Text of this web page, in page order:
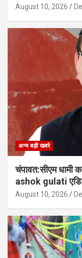
August 10, 2026
अन्य बड़ी खबरे
चंपावत:सीएम धामी
ashok gulati
August 10, 2026